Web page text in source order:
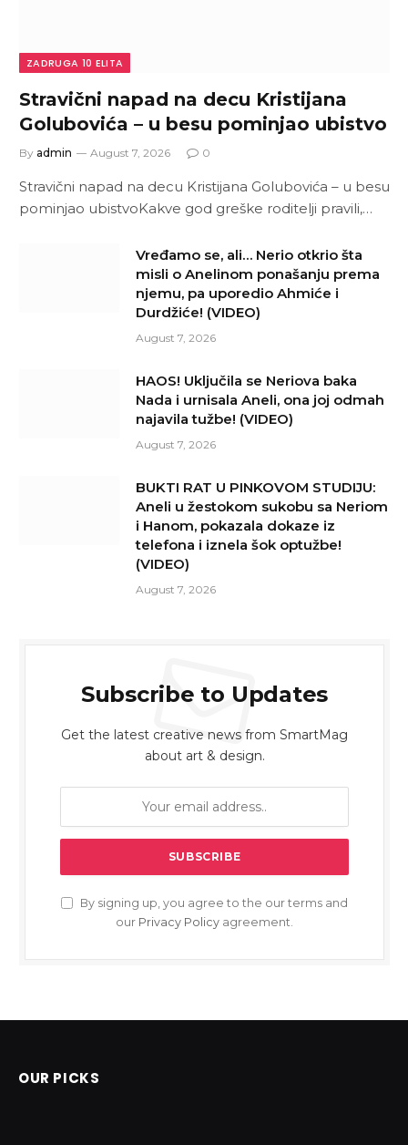
ZADRUGA 10 ELITA
Stravični napad na decu Kristijana
Golubovića – u besu pominjao ubistvo
By admin August 7, 2026 0
Stravični napad na decu Kristijana Golubovića – u besu
pominjao ubistvoKakve god greške roditelji pravili,…
Vređamo se, ali… Nerio otkrio šta
misli o Anelinom ponašanju prema
njemu, pa uporedio Ahmiće i
Durdžiće! (VIDEO)
August 7, 2026
HAOS! Uključila se Neriova baka
Nada i urnisala Aneli, ona joj odmah
najavila tužbe! (VIDEO)
August 7, 2026
BUKTI RAT U PINKOVOM STUDIJU:
Aneli u žestokom sukobu sa Neriom
i Hanom, pokazala dokaze iz
telefona i iznela šok optužbe!
(VIDEO)
August 7, 2026
Subscribe to Updates
Get the latest creative news from SmartMag
about art & design.
By signing up, you agree to the our terms and
our Privacy Policy agreement.
OUR PICKS